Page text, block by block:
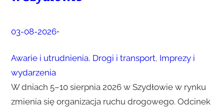
03-08-2026•
Awarie i utrudnienia, Drogi i transport, Imprezy i
wydarzenia
W dniach 5–10 sierpnia 2026 w Szydłowie w rynku
zmienia się organizacja ruchu drogowego. Odcinek